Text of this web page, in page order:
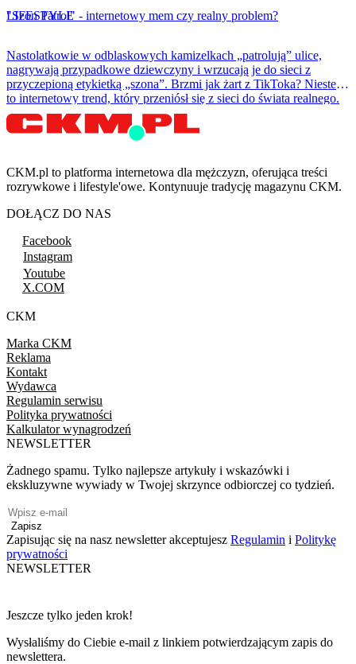
LIFESTYLE
"Szon Patrol" - internetowy mem czy realny problem?
Nastolatkowie w odblaskowych kamizelkach „patrolują” ulice,
nagrywają przypadkowe dziewczyny i wrzucają je do sieci z
przyczepioną etykietką „szona”. Brzmi jak żart z TikToka? Niestety
to internetowy trend, który przeniósł się z sieci do świata realnego.
CKM.pl to platforma internetowa dla mężczyzn, oferująca treści
rozrywkowe i lifestyle'owe. Kontynuuje tradycję magazynu CKM.
DOŁĄCZ DO NAS
Facebook
Instagram
Youtube
X.COM
CKM
Marka CKM
Reklama
Kontakt
Wydawca
Regulamin serwisu
Polityka prywatności
Kalkulator wynagrodzeń
NEWSLETTER
Żadnego spamu. Tylko najlepsze artykuły i wskazówki i
ekskluzywne wywiady w Twojej skrzynce odbiorczej co tydzień.
Zapisz
Zapisując się na nasz newsletter akceptujesz Regulamin i Politykę
prywatności
NEWSLETTER
Jeszcze tylko jeden krok!
Wysłaliśmy do Ciebie e-mail z linkiem potwierdzającym zapis do
newslettera.